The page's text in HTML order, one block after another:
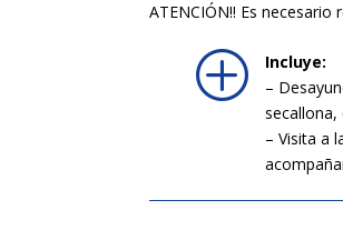
ATENCIÓN!! Es necesario
P
Incluye:
–
– Visita a